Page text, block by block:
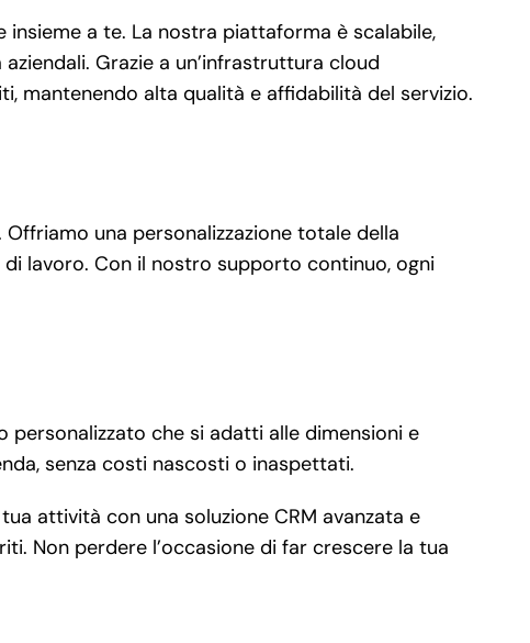
a te. La nostra piattaforma è scalabile,
Grazie a un’infrastruttura cloud
mantenendo alta qualità e affidabilità del servizio.
una personalizzazione totale della
lavoro. Con il nostro supporto continuo, ogni
che si adatti alle dimensioni e
senza costi nascosti o inaspettati.
attività con una soluzione CRM avanzata e
Non perdere l’occasione di far crescere la tua